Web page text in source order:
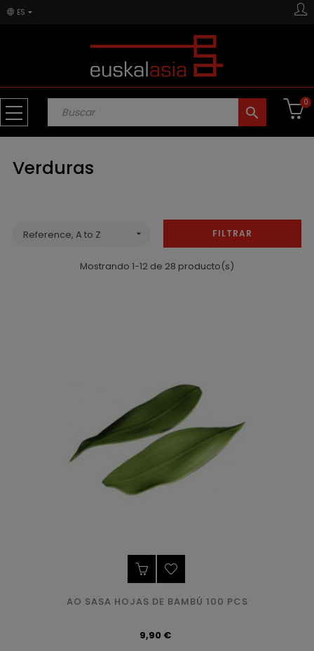
ES
search
0
Verduras
Reference, A to Z  FILTRAR
Mostrando 1-12 de 28 producto(s)
AO SASA HOJAS DE BAMBÚ 100 PCS
Precio
9,90 €